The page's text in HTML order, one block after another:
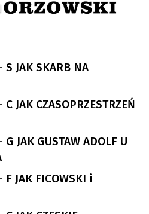
JAK SKARB NA
JAK CZASOPRZESTRZEŃ
JAK GUSTAW ADOLF U
JAK FICOWSKI i